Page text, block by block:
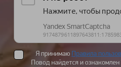
Я принимаю Правила
Повод найдется и ознакомлен